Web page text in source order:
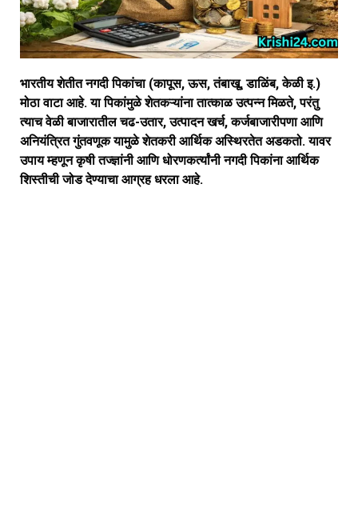
भारतीय शेतीत नगदी पिकांचा (कापूस, ऊस, तंबाखू, डाळिंब, केळी इ.)
मोठा वाटा आहे. या पिकांमुळे शेतकऱ्यांना तात्काळ उत्पन्न मिळते, परंतु
त्याच वेळी बाजारातील चढ-उतार, उत्पादन खर्च, कर्जबाजारीपणा आणि
अनियंत्रित गुंतवणूक यामुळे शेतकरी आर्थिक अस्थिरतेत अडकतो. यावर
उपाय म्हणून कृषी तज्ज्ञांनी आणि धोरणकर्त्यांनी नगदी पिकांना आर्थिक
शिस्तीची जोड देण्याचा आग्रह धरला आहे.